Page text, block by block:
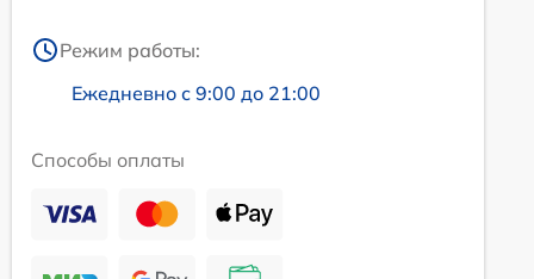
Режим работы:
Ежедневно с 9:00 до 21:00
Способы оплаты